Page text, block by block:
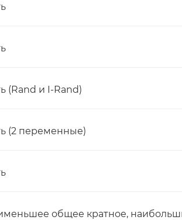
(Rand и I-Rand)
(2 переменные)
общее кратное,